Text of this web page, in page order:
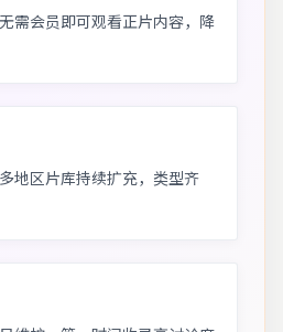
需会员即可观看正片内容，降
地区片库持续扩充，类型齐